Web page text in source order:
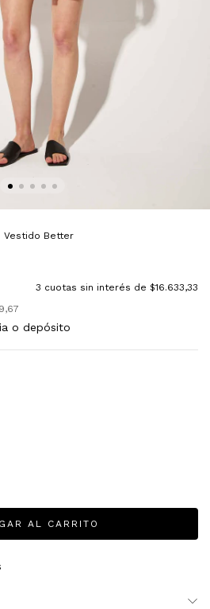
Vestido Better
3 cuotas sin interés de $16.633,33
o depósito